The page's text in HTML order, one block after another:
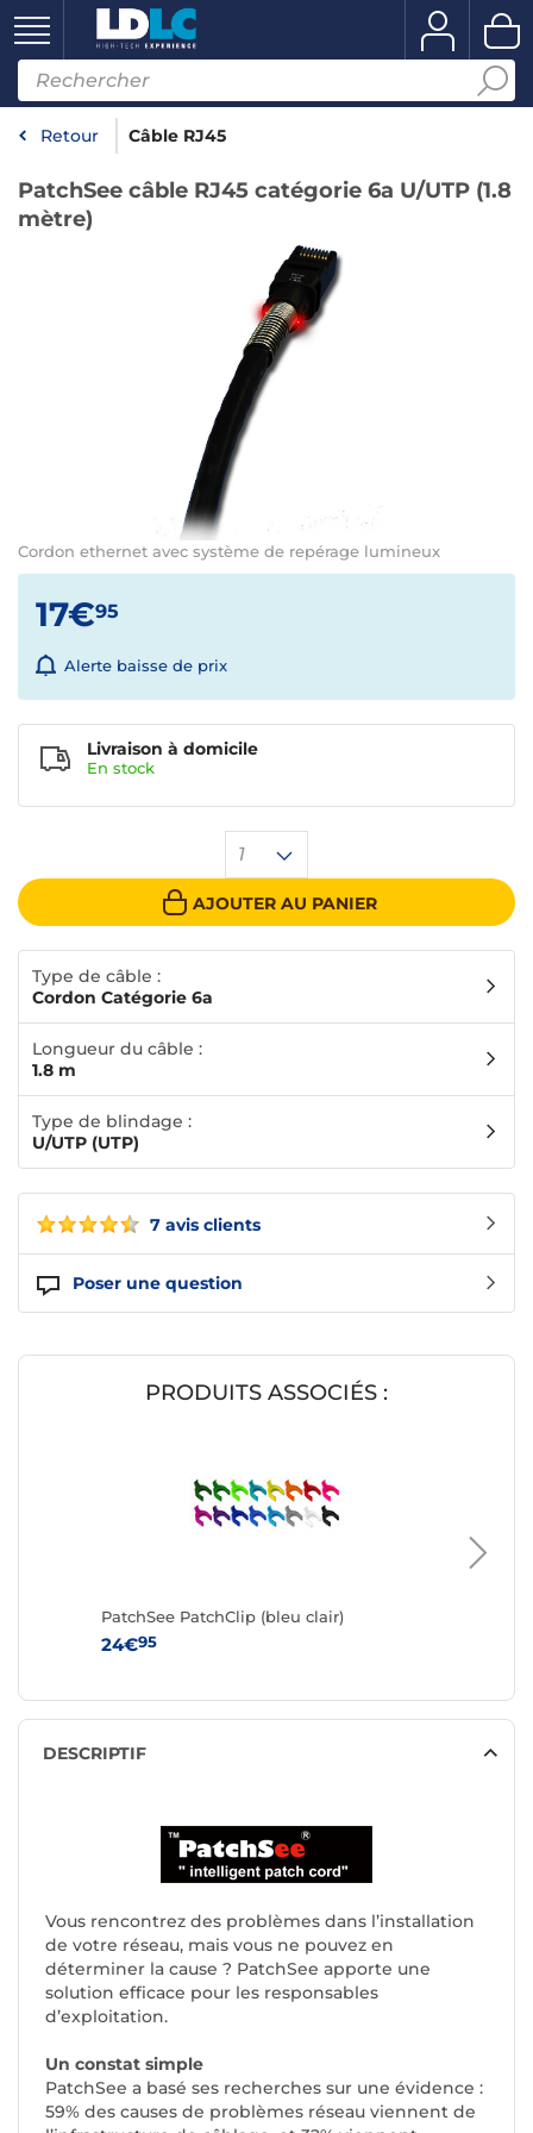
Retour Câble RJ45
PatchSee câble RJ45 catégorie 6a U/UTP (1.8
mètre)
Cordon ethernet avec système de repérage lumineux
7 avis clients
Poser une question
17€95
Alerte baisse de prix
1
AJOUTER AU PANIER
Livraison à domicile
En stock
Type de câble :
Cordon Catégorie 6a
Longueur du câble :
1.8 m
Type de blindage :
U/UTP (UTP)
PRODUITS ASSOCIÉS :
PatchSee PatchClip (bleu clair)
24€95
DESCRIPTIF
Vous rencontrez des problèmes dans l’installation
de votre réseau, mais vous ne pouvez en
déterminer la cause ? PatchSee apporte une
solution efficace pour les responsables
d’exploitation.
Un constat simple
PatchSee a basé ses recherches sur une évidence :
59% des causes de problèmes réseau viennent de